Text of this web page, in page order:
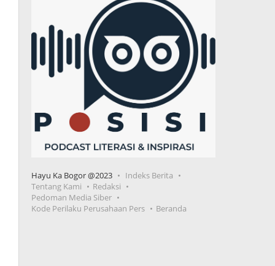
Hayu Ka Bogor @2023
Indeks Berita
Tentang Kami
Redaksi
Pedoman Media Siber
Kode Perilaku Perusahaan Pers
Beranda